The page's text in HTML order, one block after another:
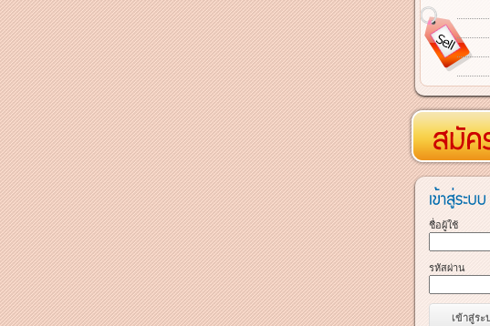
ชื่อผู้ใช้
รหัสผ่าน